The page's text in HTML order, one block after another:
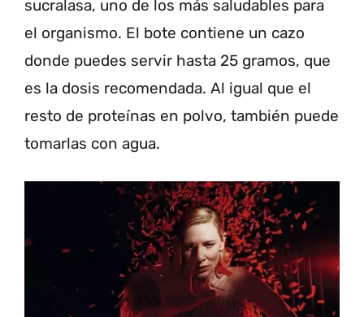
sucralasa, uno de los más saludables para
el organismo. El bote contiene un cazo
donde puedes servir hasta 25 gramos, que
es la dosis recomendada. Al igual que el
resto de proteínas en polvo, también puede
tomarlas con agua.